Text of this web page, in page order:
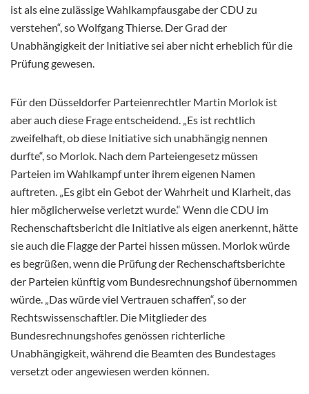
ist als eine zulässige Wahlkampfausgabe der CDU zu
verstehen“, so Wolfgang Thierse. Der Grad der
Unabhängigkeit der Initiative sei aber nicht erheblich für die
Prüfung gewesen.
Für den Düsseldorfer Parteienrechtler Martin Morlok ist
aber auch diese Frage entscheidend. „Es ist rechtlich
zweifelhaft, ob diese Initiative sich unabhängig nennen
durfte“, so Morlok. Nach dem Parteiengesetz müssen
Parteien im Wahlkampf unter ihrem eigenen Namen
auftreten. „Es gibt ein Gebot der Wahrheit und Klarheit, das
hier möglicherweise verletzt wurde.“ Wenn die CDU im
Rechenschaftsbericht die Initiative als eigen anerkennt, hätte
sie auch die Flagge der Partei hissen müssen. Morlok würde
es begrüßen, wenn die Prüfung der Rechenschaftsberichte
der Parteien künftig vom Bundesrechnungshof übernommen
würde. „Das würde viel Vertrauen schaffen“, so der
Rechtswissenschaftler. Die Mitglieder des
Bundesrechnungshofes genössen richterliche
Unabhängigkeit, während die Beamten des Bundestages
versetzt oder angewiesen werden können.